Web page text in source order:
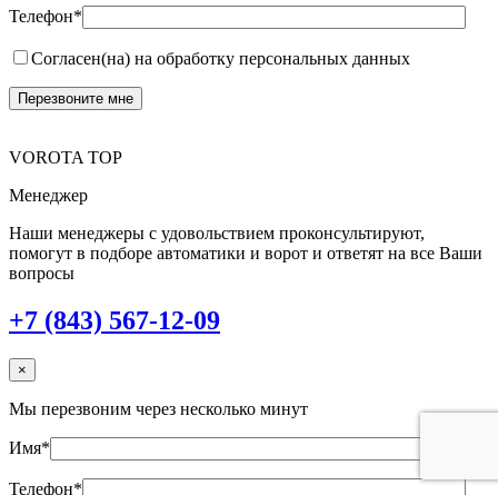
Телефон*
Согласен(на) на обработку персональных данных
VOROTA TOP
Менеджер
Наши менеджеры с удовольствием проконсультируют,
помогут в подборе автоматики и ворот и ответят на все Ваши
вопросы
+7 (843) 567-12-09
×
Мы перезвоним через несколько минут
Имя*
Телефон*